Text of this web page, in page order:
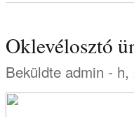
Oklevélosztó
Beküldte admin - h,